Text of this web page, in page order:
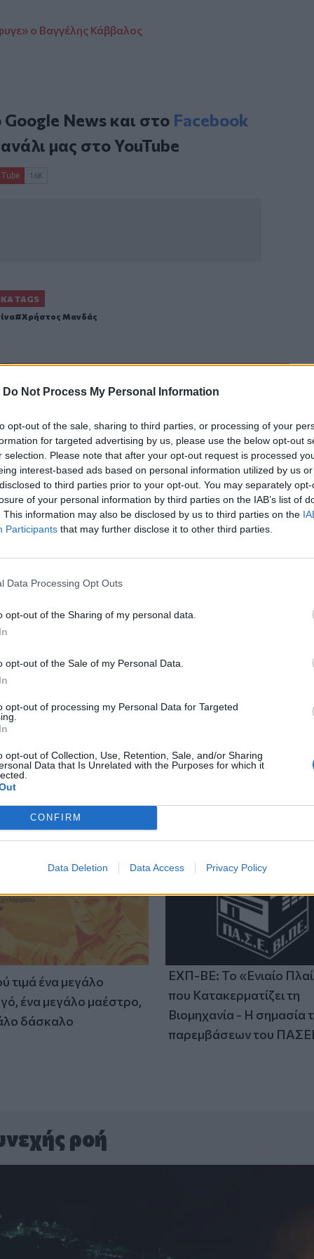
Do Not Process My Personal Information
opt-out of the sale, sharing to third parties, or processing of your
for targeted advertising by us, please use the below opt-out
selection. Please note that after your opt-out request is processed
interest-based ads based on personal information utilized by us
to third parties prior to your opt-out. You may separately
of your personal information by third parties on the IAB’s list of
This information may also be disclosed by us to third parties on the
Participants that may further disclose it to other third parties.
Data Processing Opt Outs
opt-out of the Sharing of my personal data.
opt-out of the Sale of my Personal Data.
opt-out of processing my Personal Data for Targeted
opt-out of Collection, Use, Retention, Sale, and/or Sharing
Data that Is Unrelated with the Purposes for which it
CONFIRM
Data Deletion Data Access Privacy Policy
ο Βαγγέλης Κάββαλος
Google Newsκαι στο Facebook
μας στοYouTube
TAGS
Χρήστος Μανδάς
του CRETALIVE
επί της Αγγλίας στο Μουντιάλ 1986
γκολ του Μαραντόνα επί της Αγγλίας στο Μουντιάλ
Σε ρυθμούς Σούπερ Καπ στον ΟΦΗ
SPORTS 20:37
ΟΦΗ
ανατινάξω τον Μέσι με τέσσερις βόμβες!»
στο Μουντιάλ: «Θα ανατινάξω τον Μέσι με τέσσερις
Έφυγαν» 6.000 εισιτήρια από τον κόσμο του ΟΦΗ για
SPORTS 16:10
Έφυγαν» 6.000 εισιτήρια από τον
Καπ
τιμά ένα μεγάλο
ένα μεγάλο μαέστρο,
δάσκαλο
ΕΧΠ-ΒΕ: Το «Ενιαίο
που Κατακερματίζει τη
Βιομηχανία - Η σημασία
παρεμβάσεων του
ροή